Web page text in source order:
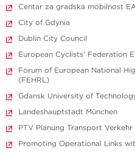
Centar za gradska mobilnost
City of Gdynia
Dublin City Council
European Cyclists' Federation
Forum of European National
(FEHRL)
Gdansk University of
Landeshauptstadt München
PTV Planung Transport Verkehr
Promoting Operational Links